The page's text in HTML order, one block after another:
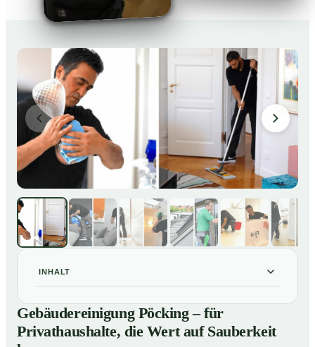
INHALT
01Gebäudereinigung Pöcking – für Privathaushalte, die
Wert auf Sauberkeit legen
Gebäudereinigung Pöcking – für
Privathaushalte, die Wert auf Sauberkeit